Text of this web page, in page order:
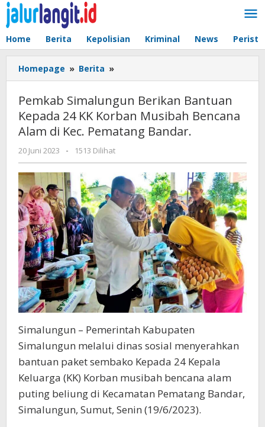
Lewati
konten
Home Berita Kepolisian Kriminal News
Homepage » Berita »
Simalungun
Bantuan
Kepada
24
Musibah
Bencana
Alam
di
Kec.
Pematang
Bandar.
Pemkab Simalungun Berikan Bantuan
Kepada 24 KK Korban Musibah Bencana
Alam di Kec. Pematang Bandar.
20 Juni 2023
oleh
admin
- 1513 Dilihat
Simalungun – Pemerintah Kabupaten
Simalungun melalui dinas sosial menyerahkan
bantuan paket sembako Kepada 24 Kepala
Keluarga (KK) Korban musibah bencana alam
puting beliung di Kecamatan Pematang Bandar,
Simalungun, Sumut, Senin (19/6/2023).